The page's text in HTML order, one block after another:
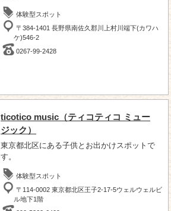
体験型スポット
〒384-1401 長野県南佐久郡川上村川端下(カワハ
ケ)546-2
0267-99-2428
ticotico music（ティコティコ ミュー
ジック）
東京都北区にある子供とお出かけスポットで
す。
体験型スポット
〒114-0002 東京都北区王子2-17-5ウェルウェルビ
ル地下1階